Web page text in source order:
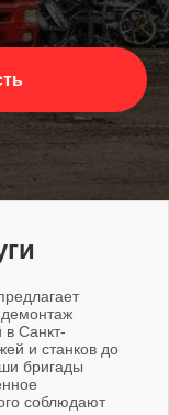
в Санкт-
и станков до
бригады
соблюдают